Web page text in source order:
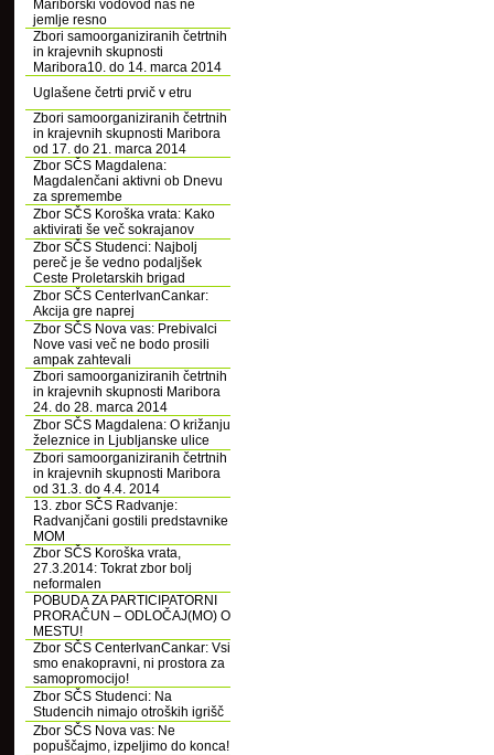
Mariborski vodovod nas ne
jemlje resno
Zbori samoorganiziranih četrtnih
in krajevnih skupnosti
Maribora10. do 14. marca 2014
Uglašene četrti prvič v etru
Zbori samoorganiziranih četrtnih
in krajevnih skupnosti Maribora
od 17. do 21. marca 2014
Zbor SČS Magdalena:
Magdalenčani aktivni ob Dnevu
za spremembe
Zbor SČS Koroška vrata: Kako
aktivirati še več sokrajanov
Zbor SČS Studenci: Najbolj
pereč je še vedno podaljšek
Ceste Proletarskih brigad
Zbor SČS CenterIvanCankar:
Akcija gre naprej
Zbor SČS Nova vas: Prebivalci
Nove vasi več ne bodo prosili
ampak zahtevali
Zbori samoorganiziranih četrtnih
in krajevnih skupnosti Maribora
24. do 28. marca 2014
Zbor SČS Magdalena: O križanju
železnice in Ljubljanske ulice
Zbori samoorganiziranih četrtnih
in krajevnih skupnosti Maribora
od 31.3. do 4.4. 2014
13. zbor SČS Radvanje:
Radvanjčani gostili predstavnike
MOM
Zbor SČS Koroška vrata,
27.3.2014: Tokrat zbor bolj
neformalen
POBUDA ZA PARTICIPATORNI
PRORAČUN – ODLOČAJ(MO) O
MESTU!
Zbor SČS CenterIvanCankar: Vsi
smo enakopravni, ni prostora za
samopromocijo!
Zbor SČS Studenci: Na
Studencih nimajo otroških igrišč
Zbor SČS Nova vas: Ne
popuščajmo, izpeljimo do konca!